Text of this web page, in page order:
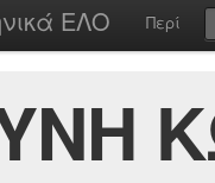
ΕΛΟ Περί